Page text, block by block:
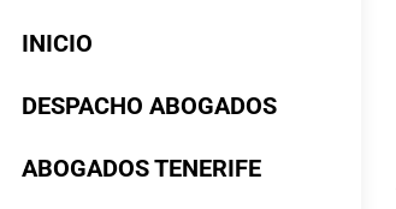
INICIO
DESPACHO ABOGADOS
ABOGADOS TENERIFE